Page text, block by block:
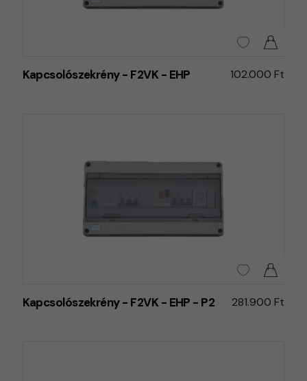
Kapcsolószekrény - F2VK - EHP 102.000 Ft
Kapcsolószekrény - F2VK - EHP - P2 281.900 Ft